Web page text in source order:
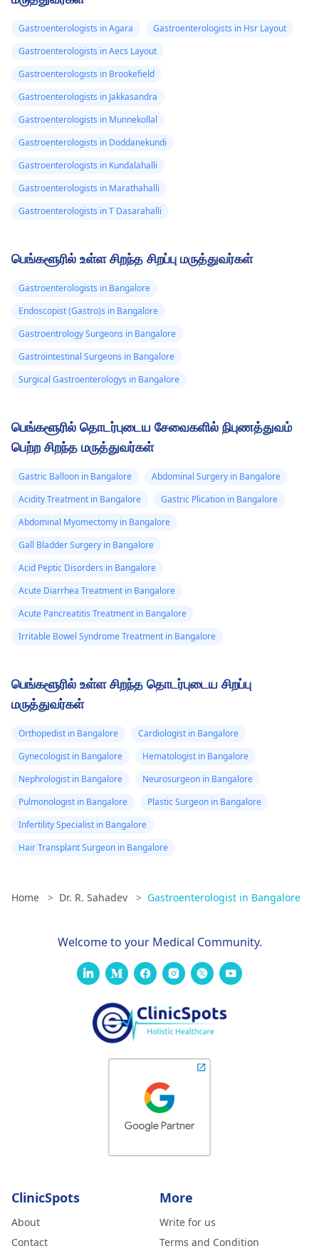
Gastroenterologists in Agara
Gastroenterologists in Hsr Layout
Gastroenterologists in Aecs Layout
Gastroenterologists in Brookefield
Gastroenterologists in Jakkasandra
Gastroenterologists in Munnekollal
Gastroenterologists in Doddanekundi
Gastroenterologists in Kundalahalli
Gastroenterologists in Marathahalli
Gastroenterologists in T Dasarahalli
பெங்களூரில் உள்ள சிறந்த சிறப்பு மருத்துவர்கள்
Gastroenterologists in Bangalore
Endoscopist (Gastro)s in Bangalore
Gastroentrology Surgeons in Bangalore
Gastrointestinal Surgeons in Bangalore
Surgical Gastroenterologys in Bangalore
பெங்களூரில் தொடர்புடைய சேவைகளில் நிபுணத்துவம்
பெற்ற சிறந்த மருத்துவர்கள்
Gastric Balloon in Bangalore
Abdominal Surgery in Bangalore
Acidity Treatment in Bangalore
Gastric Plication in Bangalore
Abdominal Myomectomy in Bangalore
Gall Bladder Surgery in Bangalore
Acid Peptic Disorders in Bangalore
Acute Diarrhea Treatment in Bangalore
Acute Pancreatitis Treatment in Bangalore
Irritable Bowel Syndrome Treatment in Bangalore
பெங்களூரில் உள்ள சிறந்த தொடர்புடைய சிறப்பு
மருத்துவர்கள்
Orthopedist in Bangalore
Cardiologist in Bangalore
Gynecologist in Bangalore
Hematologist in Bangalore
Nephrologist in Bangalore
Neurosurgeon in Bangalore
Pulmonologist in Bangalore
Plastic Surgeon in Bangalore
Infertility Specialist in Bangalore
Hair Transplant Surgeon in Bangalore
Home > Dr. R. Sahadev > Gastroenterologist in Bangalore
Welcome to your Medical Community.
ClinicSpots
About
Contact
More
Write for us
Terms and Condition